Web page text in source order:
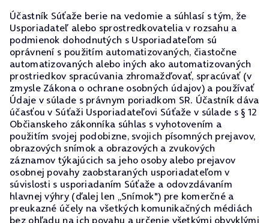
Účastník Súťaže berie na vedomie a súhlasí s tým, že
Usporiadateľ alebo sprostredkovatelia v rozsahu a
podmienok dohodnutých s Usporiadateľom sú
oprávnení s použitím automatizovaných, čiastočne
automatizovaných alebo iných ako automatizovaných
prostriedkov spracúvania zhromažďovať, spracúvať (v
zmysle Zákona o ochrane osobných údajov) a používať
Údaje v súlade s právnym poriadkom SR. Účastník dáva
účasťou v Súťaži Usporiadateľovi Súťaže v súlade s § 12
Občianskeho zákonníka súhlas s vyhotovením a
použitím svojej podobizne, svojich písomných prejavov,
obrazových snímok a obrazových a zvukových
záznamov týkajúcich sa jeho osoby alebo prejavov
osobnej povahy zaobstaraných usporiadateľom v
súvislosti s usporiadaním Súťaže a odovzdávaním
hlavnej výhry (ďalej len „Snímok") pre komerčné a
preukazné účely na všetkých komunikačných médiách
bez ohľadu na ich povahu a určenie všetkými obvyklými